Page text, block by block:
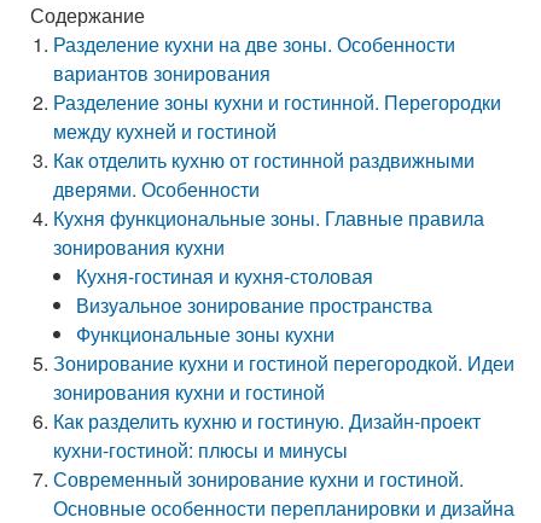
Содержание
Разделение кухни на две зоны. Особенности
вариантов зонирования
Разделение зоны кухни и гостинной. Перегородки
между кухней и гостиной
Как отделить кухню от гостинной раздвижными
дверями. Особенности
Кухня функциональные зоны. Главные правила
зонирования кухни
Кухня-гостиная и кухня-столовая
Визуальное зонирование пространства
Функциональные зоны кухни
Зонирование кухни и гостиной перегородкой. Идеи
зонирования кухни и гостиной
Как разделить кухню и гостиную. Дизайн-проект
кухни-гостиной: плюсы и минусы
Современный зонирование кухни и гостиной.
Основные особенности перепланировки и дизайна